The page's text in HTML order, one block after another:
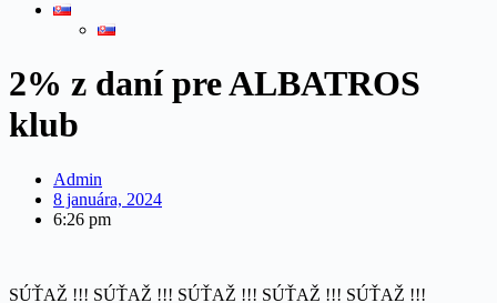
2% z daní pre ALBATROS
klub
Admin
8 januára, 2024
6:26 pm
SÚŤAŽ !!! SÚŤAŽ !!! SÚŤAŽ !!! SÚŤAŽ !!! SÚŤAŽ !!!